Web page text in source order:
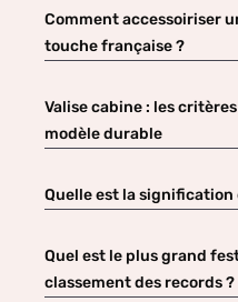
Comment accessoiriser
touche française ?
Valise cabine : les
modèle durable
Quelle est la signification
Quel est le plus grand
classement des records ?